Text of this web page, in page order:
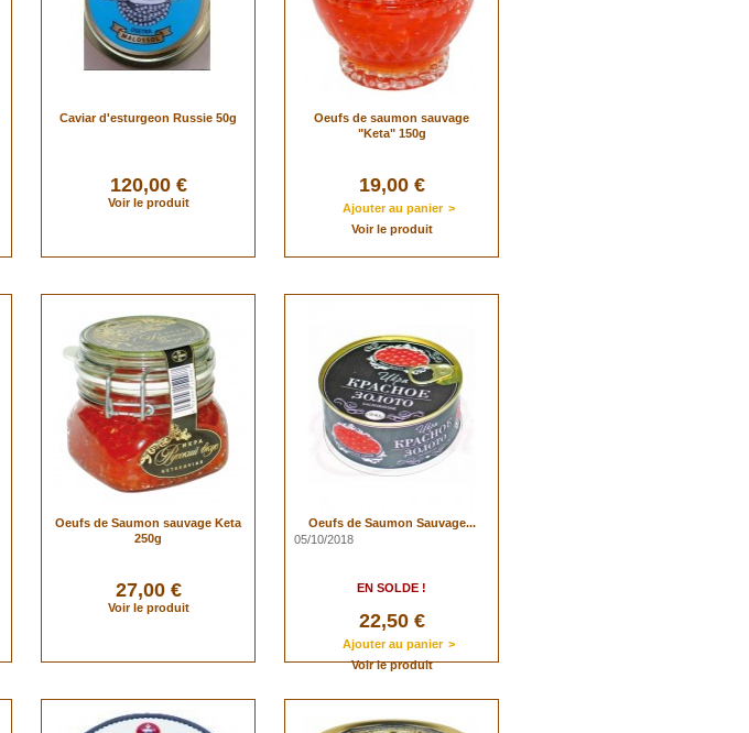
Caviar d'esturgeon Russie 50g
120,00 €
Voir le produit
Oeufs de saumon sauvage
"Keta" 150g
19,00 €
Ajouter au panier >
Voir le produit
Oeufs de Saumon sauvage Keta
250g
27,00 €
Voir le produit
Oeufs de Saumon Sauvage...
05/10/2018
EN SOLDE !
22,50 €
Ajouter au panier >
Voir le produit